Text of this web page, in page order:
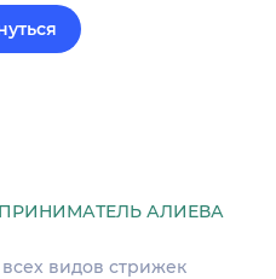
АЛИЕВА
видов стрижек